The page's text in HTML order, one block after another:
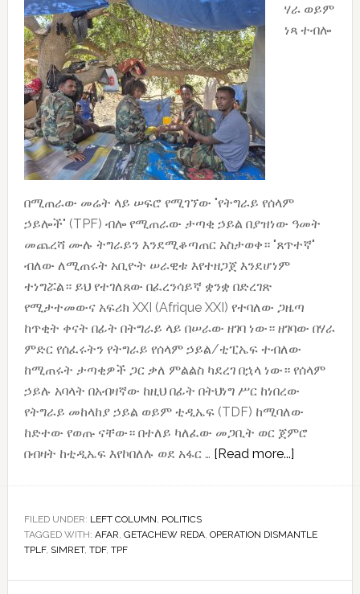
ሼትል
ትሮንቮል
ሃራ ወይም
ነጻ ተብሎ
በሚጠራው መሬት ላይ ሠፍሮ የሚገኘው "የትግራይ የሰላም
ኃይሎች" (TPF) ብሎ የሚጠራው ታጣቂ ኃይል በያዝነው ዓመት
መጨረሻ ሙሉ ትግራይን እንደሚቆጣጠር አስታወቀ። "ጸጥተኛ"
ብለው ለሚጠሩት አቢዮት ሠራዊቱ እየተዘጋጀ እንደሆነም
ተነግሯል። ይህ የተገለጸው በፈረንሳይኛ ቋንቋ በድረገጽ
የሚታተመውና አፍሪክ XXI (Afrique XXI) የተባለው ጋዜጣ
ከጥቂት ቀናት በፊት በትግራይ ላይ በሠራው ዘገባ ነው። ዘገባው በሃራ
ምድር የሰፈሩትን የትግራይ የሰላም ኃይል/ቲፒኤፍ ተብለው
ከሚጠሩት ታጣቂዎች ጋር ቃለ ምልልስ ካደረገ በኋላ ነው። የሰላም
ኃይሉ አባላት በአብዛኛው ከዚህ በፊት በትህነግ ሥር ከነበረው
የትግራይ መከላከያ ኃይል ወይም ቲዲኤፍ (TDF) ከሚባለው
ከድተው የወጡ ናቸው። በተለይ ካለፈው መጋቢት ወር ጀምሮ
በብዛት ከቲዲኤፍ እየኮበለሉ ወደ አፋር … [Read more...]about
ትግራይን
ቲፒኤፍ
FILED UNDER: LEFT COLUMN, POLITICS
TAGGED WITH: AFAR, GETACHEW REDA, OPERATION DISMANTLE
TPLF, SIMRET, TDF, TPF